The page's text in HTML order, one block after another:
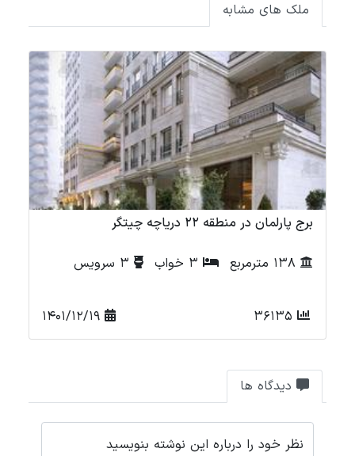
ملک های مشابه
برج پارلمان در منطقه 22 دریاچه چیتگر
دیدگاه ها
نظر خود را درباره این نوشته بنویسید